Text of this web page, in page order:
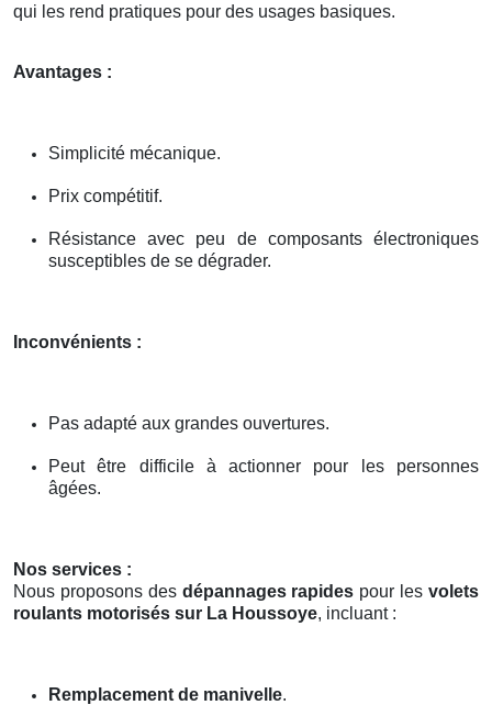
qui les rend pratiques pour des usages basiques.
Avantages :
Simplicité mécanique.
Prix compétitif.
Résistance avec peu de composants électroniques
susceptibles de se dégrader.
Inconvénients :
Pas adapté aux grandes ouvertures.
Peut être difficile à actionner pour les personnes
âgées.
Nos services :
Nous proposons des dépannages rapides pour lesvolets
roulants motorisés sur La Houssoye, incluant :
Remplacement de manivelle.